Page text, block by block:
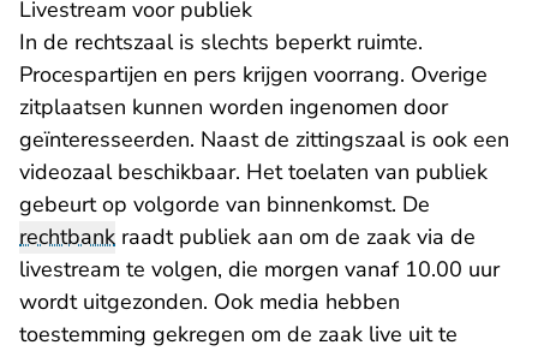
Livestream voor publiek
In de rechtszaal is slechts beperkt ruimte.
Procespartijen en pers krijgen voorrang. Overige
zitplaatsen kunnen worden ingenomen door
geïnteresseerden. Naast de zittingszaal is ook een
videozaal beschikbaar. Het toelaten van publiek
gebeurt op volgorde van binnenkomst. De
rechtbank raadt publiek aan om de zaak via de
livestream te volgen, die morgen vanaf 10.00 uur
wordt uitgezonden. Ook media hebben
toestemming gekregen om de zaak live uit te